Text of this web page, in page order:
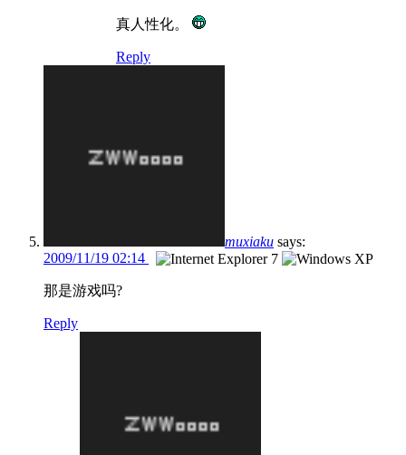
真人性化。
Reply
muxiaku says:
2009/11/19 02:14
那是游戏吗?
Reply